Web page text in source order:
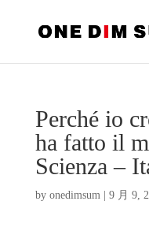
Perché io
ha fatto il
Scienza –
by onedimsum| 9 月 9,